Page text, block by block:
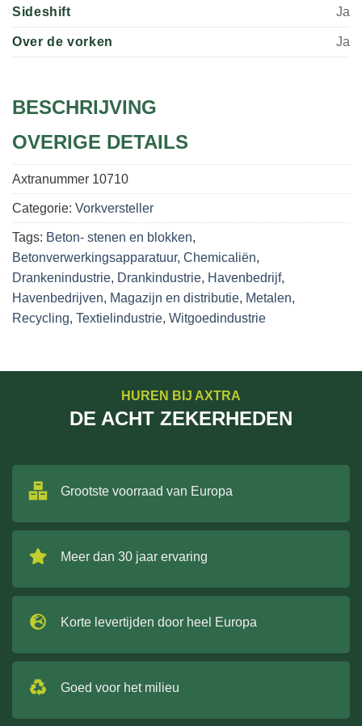
Sideshift Ja
Over de vorken Ja
BESCHRIJVING
OVERIGE DETAILS
Axtranummer 10710
Categorie: Vorkversteller
Tags: Beton- stenen en blokken,
Betonverwerkingsapparatuur, Chemicaliën,
Drankenindustrie, Drankindustrie, Havenbedrijf,
Havenbedrijven, Magazijn en distributie, Metalen,
Recycling, Textielindustrie, Witgoedindustrie
HUREN BIJ AXTRA
DE ACHT ZEKERHEDEN
Grootste voorraad van Europa
Meer dan 30 jaar ervaring
Korte levertijden door heel Europa
Goed voor het milieu